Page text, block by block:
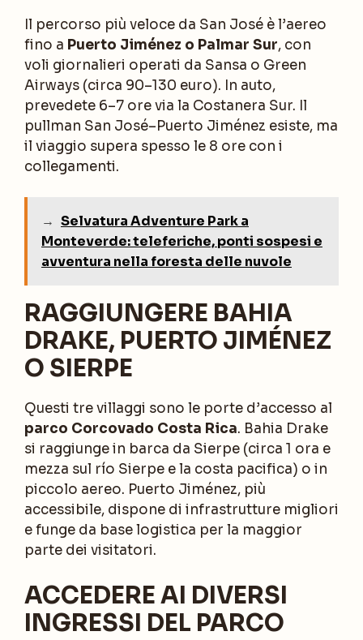
Il percorso più veloce da San José è l’aereo
fino a Puerto Jiménez o Palmar Sur, con
voli giornalieri operati da Sansa o Green
Airways (circa 90–130 euro). In auto,
prevedete 6–7 ore via la Costanera Sur. Il
pullman San José–Puerto Jiménez esiste, ma
il viaggio supera spesso le 8 ore con i
collegamenti.
→ Selvatura Adventure Park a
Monteverde: teleferiche, ponti sospesi e
avventura nella foresta delle nuvole
RAGGIUNGERE BAHIA
DRAKE, PUERTO JIMÉNEZ
O SIERPE
Questi tre villaggi sono le porte d’accesso al
parco Corcovado Costa Rica. Bahia Drake
si raggiunge in barca da Sierpe (circa 1 ora e
mezza sul río Sierpe e la costa pacifica) o in
piccolo aereo. Puerto Jiménez, più
accessibile, dispone di infrastrutture migliori
e funge da base logistica per la maggior
parte dei visitatori.
ACCEDERE AI DIVERSI
INGRESSI DEL PARCO